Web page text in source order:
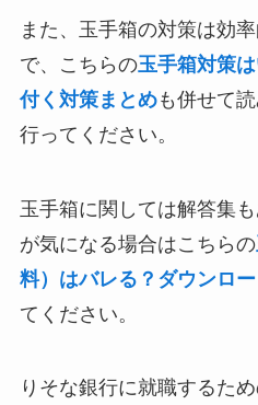
また、玉手箱の対策は効
で、こちらの玉手箱対策
付く対策まとめも併せて
行ってください。
玉手箱に関しては解答集
が気になる場合はこちらの
料）はバレる？ダウンロ
てください。
りそな銀行に就職するた